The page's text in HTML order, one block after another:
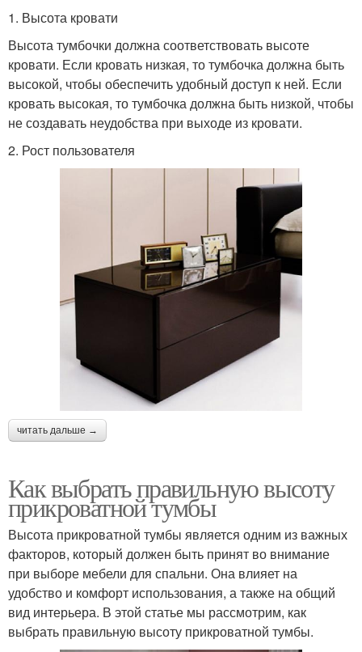
1. Высота кровати
Высота тумбочки должна соответствовать высоте
кровати. Если кровать низкая, то тумбочка должна быть
высокой, чтобы обеспечить удобный доступ к ней. Если
кровать высокая, то тумбочка должна быть низкой, чтобы
не создавать неудобства при выходе из кровати.
2. Рост пользователя
читать дальше →
Как выбрать правильную высоту
прикроватной тумбы
Высота прикроватной тумбы является одним из важных
факторов, который должен быть принят во внимание
при выборе мебели для спальни. Она влияет на
удобство и комфорт использования, а также на общий
вид интерьера. В этой статье мы рассмотрим, как
выбрать правильную высоту прикроватной тумбы.